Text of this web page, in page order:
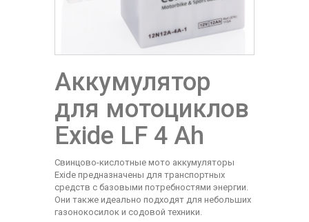
Аккумулятор
для мотоциклов
Exide LF 4 Ah
Свинцово-кислотные мото аккумуляторы
Exide предназначены для транспортных
средств с базовыми потребностями энергии.
Они также идеально подходят для небольших
газонокосилок и содовой техники.